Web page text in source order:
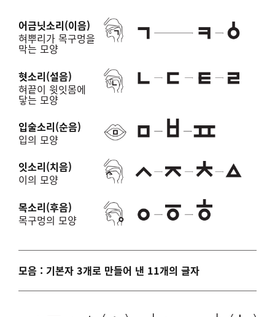
어금닛소리(이음)
혀뿌리가 목구멍을
막는 모양
혓소리(설음)
혀끝이 윗잇몸에
닿는 모양
입술소리(순음)
입의 모양
잇소리(치음)
이의 모양
목소리(후음)
목구멍의 모양
모음 : 기본자 3개로 만들어 낸 11개의 글자